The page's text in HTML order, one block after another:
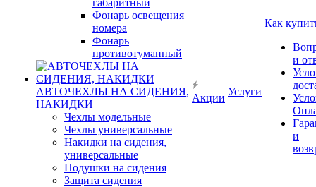
габаритный
Фонарь освещения
номера
Фонарь
противотуманный
АВТОЧЕХЛЫ НА СИДЕНИЯ,
НАКИДКИ
Чехлы модельные
Чехлы универсальные
Накидки на сидения,
универсальные
Подушки на сидения
Защита сидения
Акции
Услуги
Как
и
и